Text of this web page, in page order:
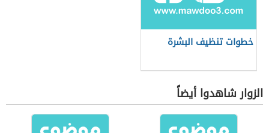
خطوات تنظيف البشرة
الزوار شاهدوا أيضاً